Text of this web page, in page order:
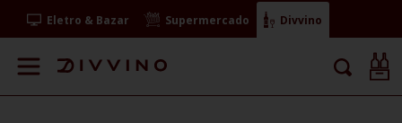
Eletro & Bazar Supermercado Divvino